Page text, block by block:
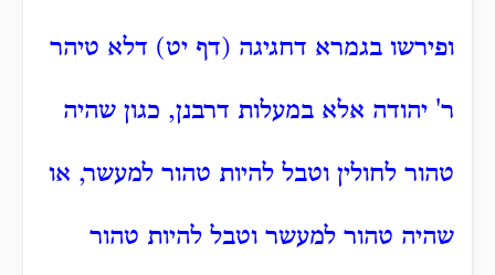
ופירשו בגמרא דחגיגה (דף יט) דלא טיהר
ר' יהודה אלא במעלות דרבנן, כגון שהיה
טהור לחולין וטבל להיות טהור למעשר, או
שהיה טהור למעשר וטבל להיות טהור